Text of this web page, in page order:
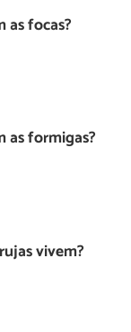
as focas?
as formigas?
vivem?